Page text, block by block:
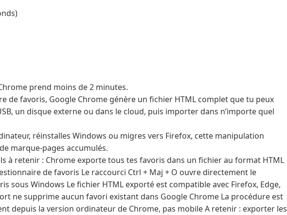
prend moins de 2 minutes.
de favoris, Google Chrome génère un fichier HTML complet que tu peux
un disque externe ou dans le cloud, puis importer dans n’importe quel
réinstalles Windows ou migres vers Firefox, cette manipulation
marque-pages accumulés.
à retenir : Chrome exporte tous tes favoris dans un fichier au format HTML
de favoris Le raccourci Ctrl + Maj + O ouvre directement le
sous Windows Le fichier HTML exporté est compatible avec Firefox, Edge,
ne supprime aucun favori existant dans Google Chrome La procédure est
depuis la version ordinateur de Chrome, pas mobile A retenir : exporter les